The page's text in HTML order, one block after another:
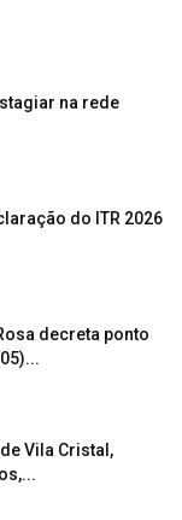
na rede
do ITR 2026
decreta ponto
Vila Cristal,